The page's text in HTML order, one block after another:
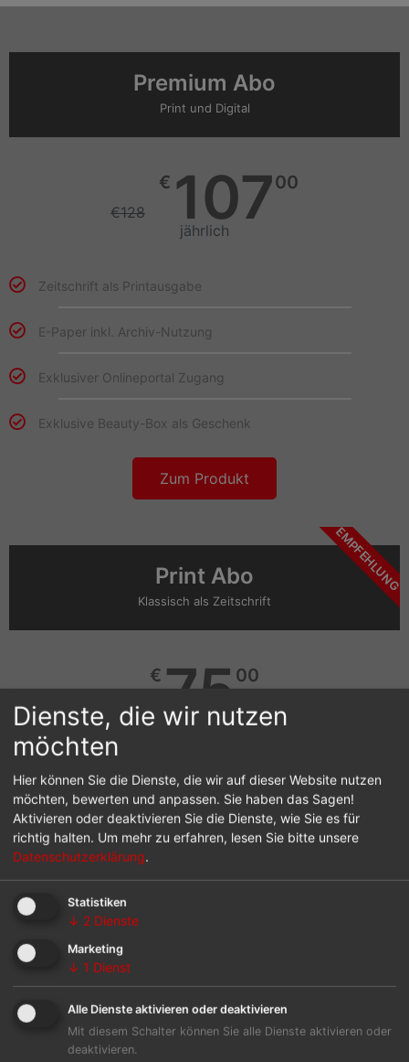
Premium Abo
Print und Digital
€128
€ 10700
jährlich
Zeitschrift als Printausgabe
E-Paper inkl. Archiv-Nutzung
Exklusiver Onlineportal Zugang
Exklusive Beauty-Box als Geschenk
Zum Produkt
EMPFEHLUNG
Print Abo
Klassisch als Zeitschrift
€7500
jährlich
Zeitschrift als Printausgabe
E-Paper inkl. Archiv-Nutzung
Exklusive Beauty-Box als Geschenk
Dienste, die wir nutzen
möchten
Hier können Sie die Dienste, die wir auf dieser Website nutzen
möchten, bewerten und anpassen. Sie haben das Sagen!
Aktivieren oder deaktivieren Sie die Dienste, wie Sie es für
richtig halten. Um mehr zu erfahren, lesen Sie bitte unsere
Datenschutzerklärung.
Statistiken
↓ 2 Dienste
Marketing
↓ 1 Dienst
Alle Dienste aktivieren oder deaktivieren
Mit diesem Schalter können Sie alle Dienste aktivieren oder
deaktivieren.